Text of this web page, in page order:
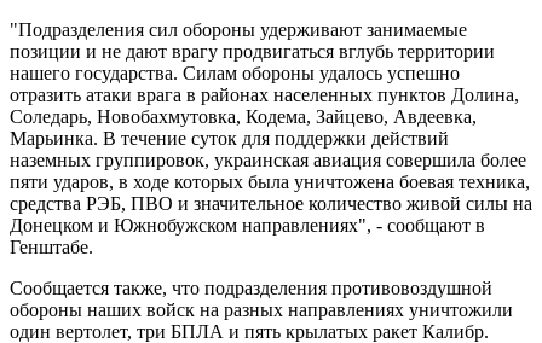
"Подразделения сил обороны удерживают занимаемые
позиции и не дают врагу продвигаться вглубь территории
нашего государства. Силам обороны удалось успешно
отразить атаки врага в районах населенных пунктов Долина,
Соледарь, Новобахмутовка, Кодема, Зайцево, Авдеевка,
Марьинка. В течение суток для поддержки действий
наземных группировок, украинская авиация совершила более
пяти ударов, в ходе которых была уничтожена боевая техника,
средства РЭБ, ПВО и значительное количество живой силы на
Донецком и Южнобужском направлениях", - сообщают в
Генштабе.
Сообщается также, что подразделения противовоздушной
обороны наших войск на разных направлениях уничтожили
один вертолет, три БПЛА и пять крылатых ракет Калибр.